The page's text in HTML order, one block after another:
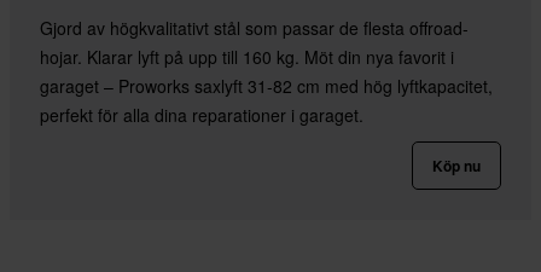
Gjord av högkvalitativt stål som passar de flesta offroad-
hojar. Klarar lyft på upp till 160 kg. Möt din nya favorit i
garaget – Proworks saxlyft 31-82 cm med hög lyftkapacitet,
perfekt för alla dina reparationer i garaget.
Köp nu